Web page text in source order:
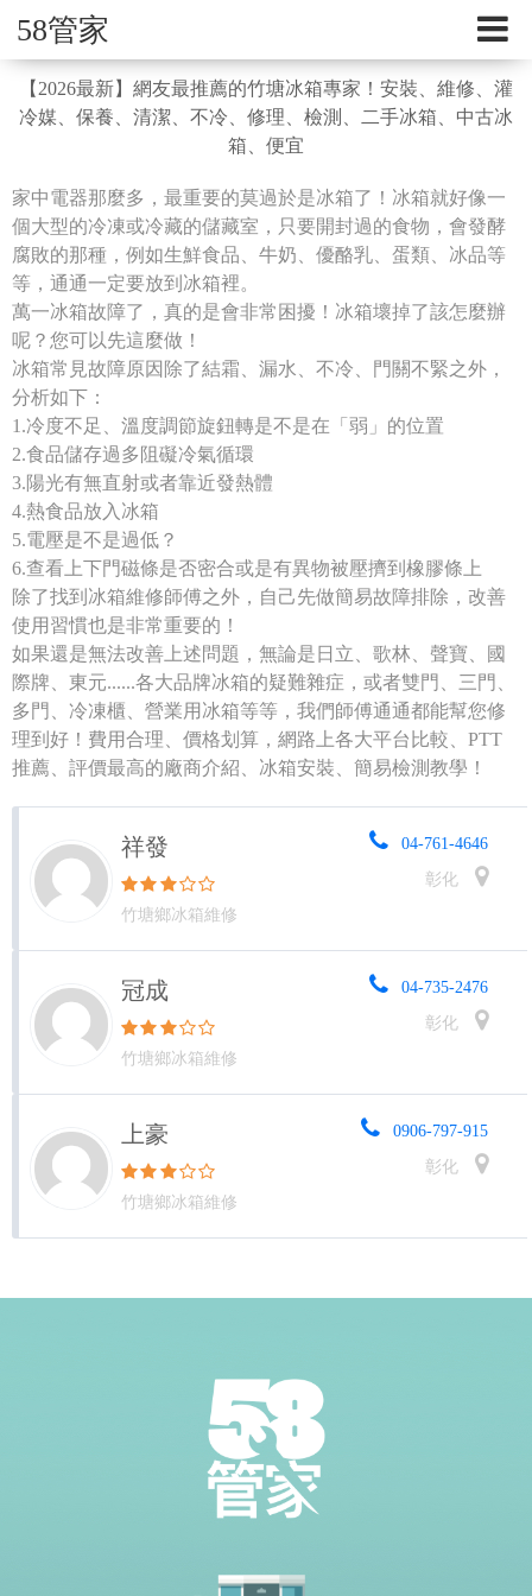
58管家
【2026最新】網友最推薦的竹塘冰箱專家！安裝、維修、灌
冷媒、保養、清潔、不冷、修理、檢測、二手冰箱、中古冰
箱、便宜
家中電器那麼多，最重要的莫過於是冰箱了！冰箱就好像一
個大型的冷凍或冷藏的儲藏室，只要開封過的食物，會發酵
腐敗的那種，例如生鮮食品、牛奶、優酪乳、蛋類、冰品等
等，通通一定要放到冰箱裡。
萬一冰箱故障了，真的是會非常困擾！冰箱壞掉了該怎麼辦
呢？您可以先這麼做！
冰箱常見故障原因除了結霜、漏水、不冷、門關不緊之外，
分析如下：
1.冷度不足、溫度調節旋鈕轉是不是在「弱」的位置
2.食品儲存過多阻礙冷氣循環
3.陽光有無直射或者靠近發熱體
4.熱食品放入冰箱
5.電壓是不是過低？
6.查看上下門磁條是否密合或是有異物被壓擠到橡膠條上
除了找到冰箱維修師傅之外，自己先做簡易故障排除，改善
使用習慣也是非常重要的！
如果還是無法改善上述問題，無論是日立、歌林、聲寶、國
際牌、東元......各大品牌冰箱的疑難雜症，或者雙門、三門、
多門、冷凍櫃、營業用冰箱等等，我們師傅通通都能幫您修
理到好！費用合理、價格划算，網路上各大平台比較、PTT
推薦、評價最高的廠商介紹、冰箱安裝、簡易檢測教學！
祥發
竹塘鄉冰箱維修
04-761-4646
彰化
冠成
竹塘鄉冰箱維修
04-735-2476
彰化
上豪
竹塘鄉冰箱維修
0906-797-915
彰化